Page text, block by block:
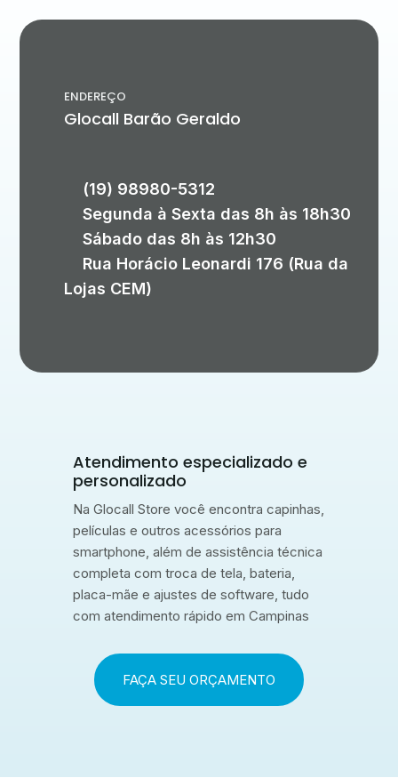
ENDEREÇO
Glocall Barão Geraldo
(19) 98980-5312
Segunda à Sexta das 8h às 18h30
Sábado das 8h às 12h30
Rua Horácio Leonardi 176 (Rua da
Lojas CEM)
Atendimento especializado e
personalizado
Na Glocall Store você encontra capinhas,
películas e outros acessórios para
smartphone, além de assistência técnica
completa com troca de tela, bateria,
placa-mãe e ajustes de software, tudo
com atendimento rápido em Campinas
FAÇA SEU ORÇAMENTO